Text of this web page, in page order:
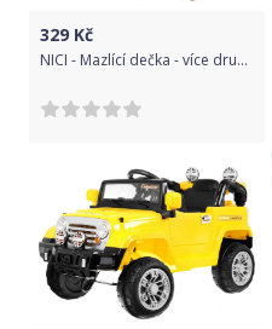
329 Kč
NICI - Mazlící dečka - více druhů Zvířátka